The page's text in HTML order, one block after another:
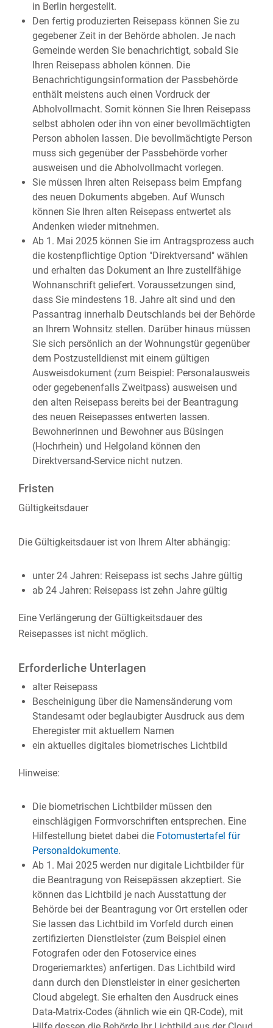
in Berlin hergestellt.
Den fertig produzierten Reisepass können Sie zu
gegebener Zeit in der Behörde abholen. Je nach
Gemeinde werden Sie benachrichtigt, sobald Sie
Ihren Reisepass abholen können. Die
Benachrichtigungsinformation der Passbehörde
enthält meistens auch einen Vordruck der
Abholvollmacht. Somit können Sie Ihren Reisepass
selbst abholen oder ihn von einer bevollmächtigten
Person abholen lassen. Die bevollmächtigte Person
muss sich gegenüber der Passbehörde vorher
ausweisen und die Abholvollmacht vorlegen.
Sie müssen Ihren alten Reisepass beim Empfang
des neuen Dokuments abgeben. Auf Wunsch
können Sie Ihren alten Reisepass entwertet als
Andenken wieder mitnehmen.
Ab 1. Mai 2025 können Sie im Antragsprozess auch
die kostenpflichtige Option "Direktversand" wählen
und erhalten das Dokument an Ihre zustellfähige
Wohnanschrift geliefert. Voraussetzungen sind,
dass Sie mindestens 18. Jahre alt sind und den
Passantrag innerhalb Deutschlands bei der Behörde
an Ihrem Wohnsitz stellen. Darüber hinaus müssen
Sie sich persönlich an der Wohnungstür gegenüber
dem Postzustelldienst mit einem gültigen
Ausweisdokument (zum Beispiel: Personalausweis
oder gegebenenfalls Zweitpass) ausweisen und
den alten Reisepass bereits bei der Beantragung
des neuen Reisepasses entwerten lassen.
Bewohnerinnen und Bewohner aus Büsingen
(Hochrhein) und Helgoland können den
Direktversand-Service nicht nutzen.
Fristen
Gültigkeitsdauer
Die Gültigkeitsdauer ist von Ihrem Alter abhängig:
unter 24 Jahren: Reisepass ist sechs Jahre gültig
ab 24 Jahren: Reisepass ist zehn Jahre gültig
Eine Verlängerung der Gültigkeitsdauer des
Reisepasses ist nicht möglich.
Erforderliche Unterlagen
alter Reisepass
Bescheinigung über die Namensänderung vom
Standesamt oder beglaubigter Ausdruck aus dem
Eheregister mit aktuellem Namen
ein aktuelles digitales biometrisches Lichtbild
Hinweise:
Die biometrischen Lichtbilder müssen den
einschlägigen Formvorschriften entsprechen. Eine
Hilfestellung bietet dabei die Fotomustertafel für
Personaldokumente.
Ab 1. Mai 2025 werden nur digitale Lichtbilder für
die Beantragung von Reisepässen akzeptiert. Sie
können das Lichtbild je nach Ausstattung der
Behörde bei der Beantragung vor Ort erstellen oder
Sie lassen das Lichtbild im Vorfeld durch einen
zertifizierten Dienstleister (zum Beispiel einen
Fotografen oder den Fotoservice eines
Drogeriemarktes) anfertigen. Das Lichtbild wird
dann durch den Dienstleister in einer gesicherten
Cloud abgelegt. Sie erhalten den Ausdruck eines
Data-Matrix-Codes (ähnlich wie ein QR-Code), mit